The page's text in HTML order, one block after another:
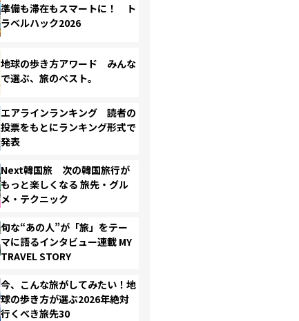
準備も滞在もスマートに！ ト
ラベルハック2026
地球の歩き方アワード みんな
で選ぶ、旅のベスト。
エアラインランキング 読者の
投票をもとにランキング形式で
発表
Next韓国旅 次の韓国旅行が
もっと楽しくなる 旅先・グル
メ・テクニック
旬な“あの人”が「旅」をテー
マに語るインタビュー連載 MY
TRAVEL STORY
今、こんな旅がしてみたい！地
球の歩き方が選ぶ2026年絶対
行くべき旅先30